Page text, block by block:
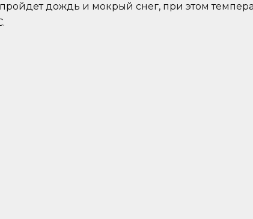
дождь и мокрый снег, при этом